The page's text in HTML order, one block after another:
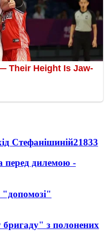
Стефанішиній21833
перед дилемою -
з полонених